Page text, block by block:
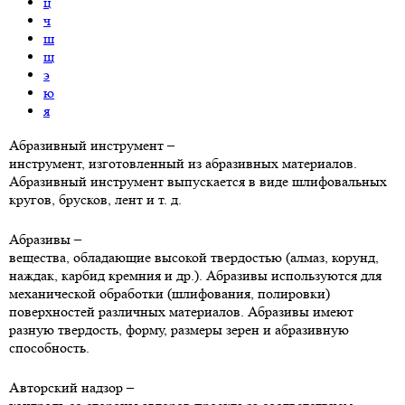
ч
ш
щ
э
ю
я
Абразивный инструмент–
инструмент, изготовленный из абразивных материалов.
Абразивный инструмент выпускается в виде шлифовальных
кругов, брусков, лент и т. д.
Абразивы–
вещества, обладающие высокой твердостью (алмаз, корунд,
наждак, карбид кремния и др.). Абразивы используются для
механической обработки (шлифования, полировки)
поверхностей различных материалов. Абразивы имеют
разную твердость, форму, размеры зерен и абразивную
способность.
Авторский надзор–